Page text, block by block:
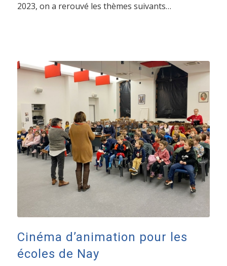
2023, on a rerouvé les thèmes suivants…
Cinéma d’animation pour les
écoles de Nay